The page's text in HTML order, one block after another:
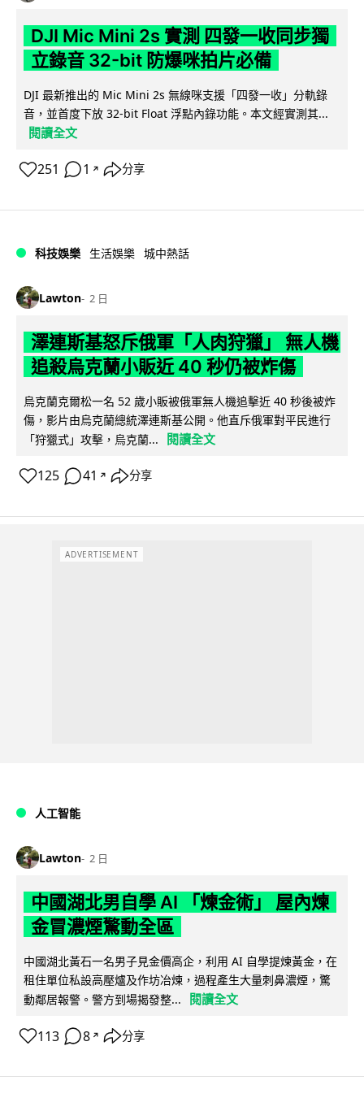
DJI Mic Mini 2s 實測 四發一收同步獨
立錄音 32-bit 防爆咪拍片必備
DJI 最新推出的 Mic Mini 2s 無線咪支援「四發一收」分軌錄
音，並首度下放 32-bit Float 浮點內錄功能。本文經實測其...
閱讀全文
251 1 ↗ 分享
科技娛樂 生活娛樂 城中熱話
Lawton 2 日
澤連斯基怒斥俄軍「人肉狩獵」 無人機
追殺烏克蘭小販近 40 秒仍被炸傷
烏克蘭克爾松一名 52 歲小販被俄軍無人機追擊近 40 秒後被炸
傷，影片由烏克蘭總統澤連斯基公開。他直斥俄軍對平民進行
「狩獵式」攻擊，烏克蘭...
閱讀全文
125 41 ↗ 分享
ADVERTISEMENT
人工智能
Lawton 2 日
中國湖北男自學 AI 「煉金術」 屋內煉
金冒濃煙驚動全區
中國湖北黃石一名男子見金價高企，利用 AI 自學提煉黃金，在
租住單位私設高壓爐及作坊冶煉，過程產生大量刺鼻濃煙，驚
動鄰居報警。警方到場揭發整...
閱讀全文
113 8 ↗ 分享